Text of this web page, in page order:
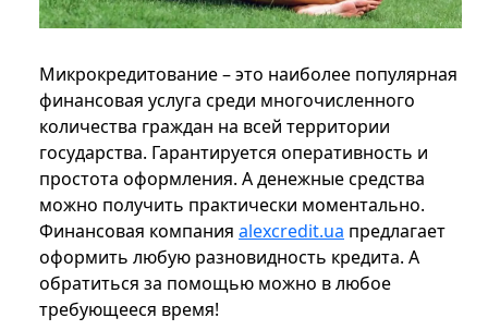
Микрокредитование – это наиболее популярная
финансовая услуга среди многочисленного
количества граждан на всей территории
государства. Гарантируется оперативность и
простота оформления. А денежные средства
можно получить практически моментально.
Финансовая компания alexcredit.ua предлагает
оформить любую разновидность кредита. А
обратиться за помощью можно в любое
требующееся время!